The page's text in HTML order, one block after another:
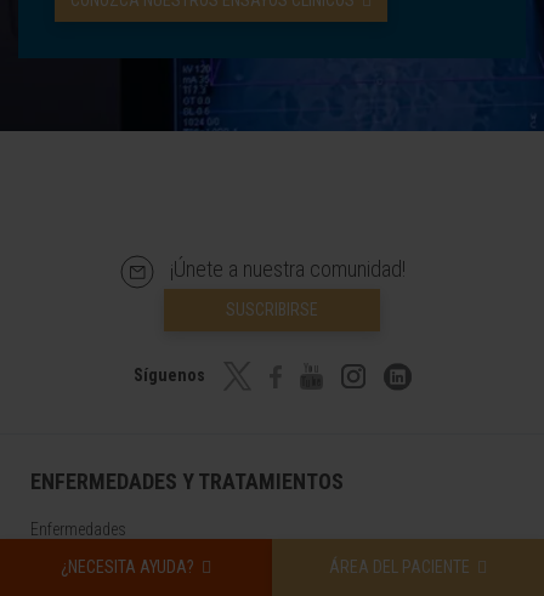
¿NECESITA AYUDA? ÁREA DEL PACIENTE
¡Únete a nuestra comunidad!
SUSCRIBIRSE
Síguenos
ENFERMEDADES Y TRATAMIENTOS
Enfermedades
Pruebas diagnósticas